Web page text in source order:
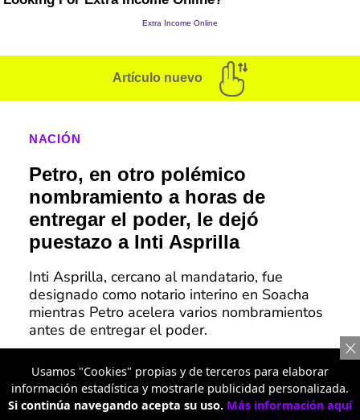
Artículo nuevo
NACIÓN
Petro, en otro polémico
nombramiento a horas de
entregar el poder, le dejó
puestazo a Inti Asprilla
Inti Asprilla, cercano al mandatario, fue
designado como notario interino en Soacha
mientras Petro acelera varios nombramientos
antes de entregar el poder.
Abelardo de la Espriella asume la presidencia de Colombia
en Cali en medio de polarización política y retos históricos
Usamos "Cookies" propias y de terceros para elaborar
información estadística y mostrarle publicidad personalizada.
Si continúa navegando acepta su uso. Más información aquí